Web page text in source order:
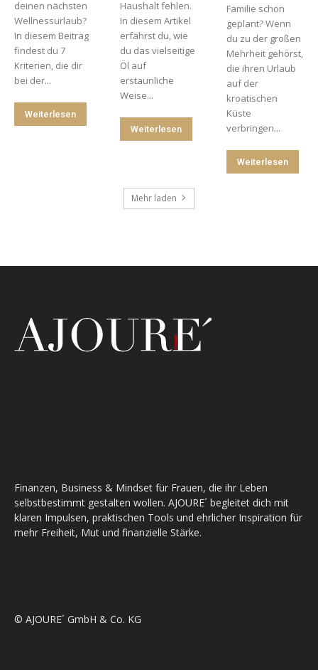
deinen nächsten
Wellnessurlaub?
In diesem Beitrag
findest du 7
Kriterien, die dir
bei der...
Weiterlesen
Haushalt fehlen.
In diesem Artikel
erfährst du, wie
du das vielseitige
Öl auf
erstaunliche
Weise...
Weiterlesen
Familie schon
geplant? Wenn
du zu der großen
Mehrheit gehörst,
die ihren Urlaub
auf der
kroatischen
Küste
verbringen...
Weiterlesen
Mehr laden
Finanzen, Business & Mindset für Frauen, die ihr Leben
selbstbestimmt gestalten wollen. AJOURE´ begleitet dich mit
klaren Impulsen, praktischen Tools und ehrlicher Inspiration für
mehr Freiheit, Mut und finanzielle Stärke.
© AJOURE´ GmbH & Co. KG